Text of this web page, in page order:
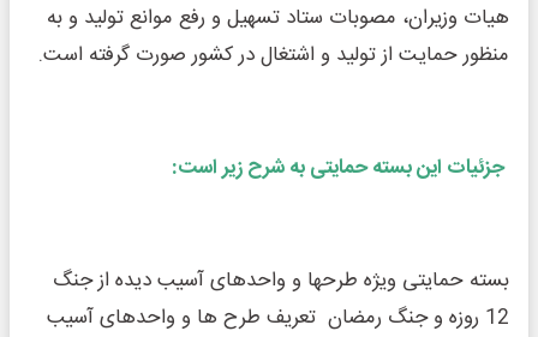
هیات وزیران، مصوبات ستاد تسهیل و رفع موانع تولید و به
منظور حمایت از تولید و اشتغال در کشور صورت گرفته است.
جزئیات این بسته حمایتی به شرح زیر است:
بسته حمایتی ویژه طرحها و واحدهای آسیب دیده از جنگ
12 روزه و جنگ رمضان تعریف طرح ها و واحدهای آسیب